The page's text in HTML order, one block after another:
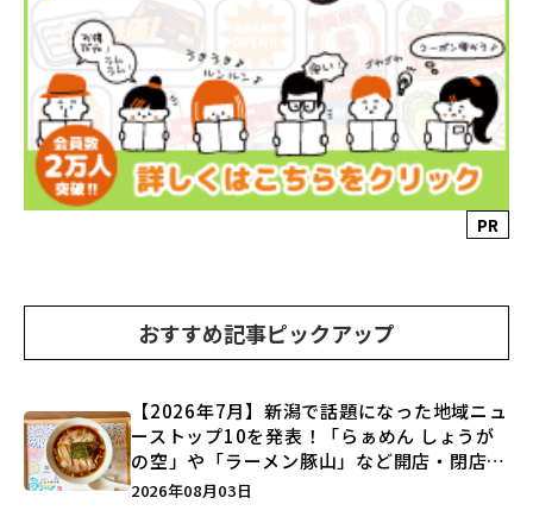
PR
おすすめ記事ピックアップ
【2026年7月】新潟で話題になった地域ニュ
ーストップ10を発表！「らぁめん しょうが
の空」や「ラーメン豚山」など開店・閉店の
注目記事をランキングでご紹介♪
2026年08月03日